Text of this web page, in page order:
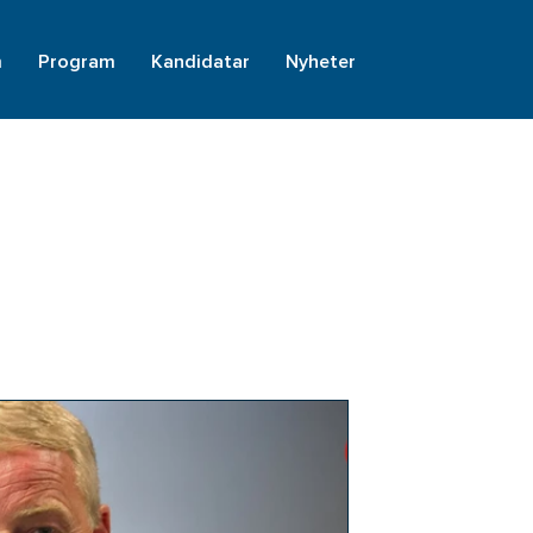
Program Kandidatar Nyheter